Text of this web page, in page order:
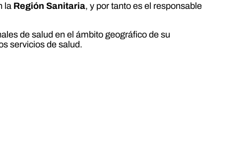
la Región Sanitaria, y por tanto es el responsable
de salud en el ámbito geográfico de su
servicios de salud.